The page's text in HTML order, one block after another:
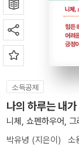
소득공제
나의 하루는 내
니체, 쇼펜하우어,
박유녕 (지은이) 소